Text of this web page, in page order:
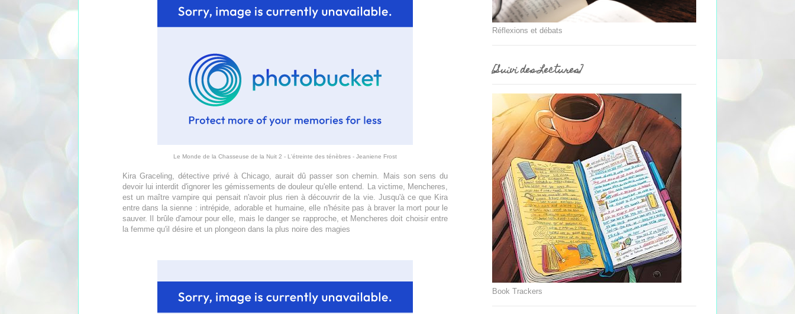
Le Monde de la Chasseuse de la Nuit 2 - L'étreinte des ténèbres - Jeaniene Frost
Kira Graceling, détective privé à Chicago, aurait dû passer son chemin. Mais son sens du
devoir lui interdit d'ignorer les gémissements de douleur qu'elle entend. La victime, Mencheres,
est un maître vampire qui pensait n'avoir plus rien à découvrir de la vie. Jusqu'à ce que Kira
entre dans la sienne : intrépide, adorable et humaine, elle n'hésite pas à braver la mort pour le
sauver. Il brûle d'amour pour elle, mais le danger se rapproche, et Mencheres doit choisir entre
la femme qu'il désire et un plongeon dans la plus noire des magies
Réflexions et débats
[Suivi des Lectures]
Book Trackers